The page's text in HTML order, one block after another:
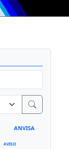
ANVISA
AVISO